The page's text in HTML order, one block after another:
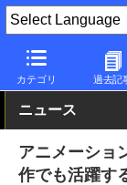
カテゴリ 過去記
PC Watch パソコ
ニュース
アニメーショ
作でも活躍す